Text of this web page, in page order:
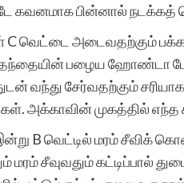
கவனமாக பின்னால் நடக்கத்
வெட்டை அடைவதற்கும்
பழைய ஹோண்டா
வந்து சேர்வதற்கும்
அக்காவின் முகத்தில்
B வெட்டில் மரம் சீவிக்
மரம் சீவுவதும் கட்டிப்பால்